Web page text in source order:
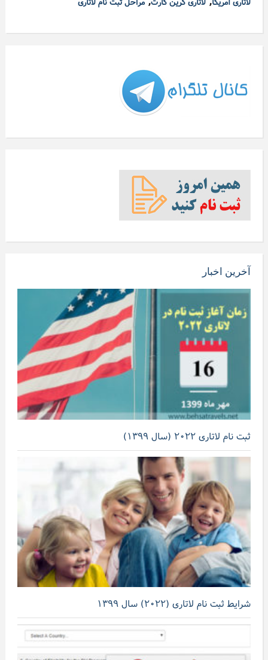
آخرین اخبار
ثبت نام لاتاری ۲۰۲۲ (سال ۱۳۹۹)
شرایط ثبت نام لاتاری (۲۰۲۲) سال ۱۳۹۹